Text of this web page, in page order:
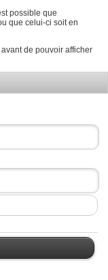
possible que
que celui-ci soit en
avant de pouvoir afficher